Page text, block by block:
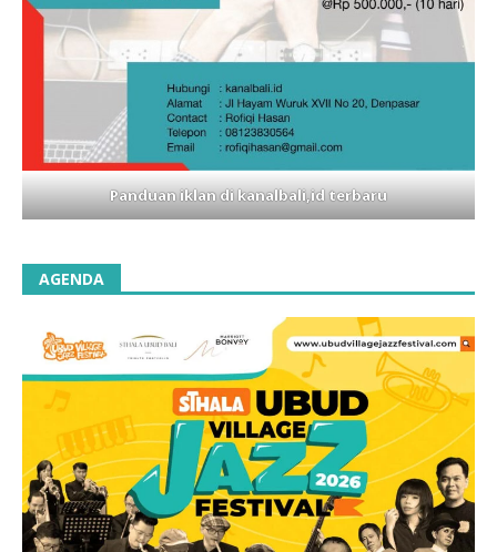
Panduan iklan di kanalbali,id terbaru
AGENDA